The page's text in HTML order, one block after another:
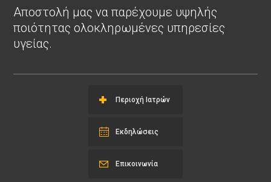
Αποστολή μας να παρέχουμε υψηλής
ποιότητας ολοκληρωμένες υπηρεσίες
υγείας.
Περιοχή Ιατρών
Εκδηλώσεις
Επικοινωνία